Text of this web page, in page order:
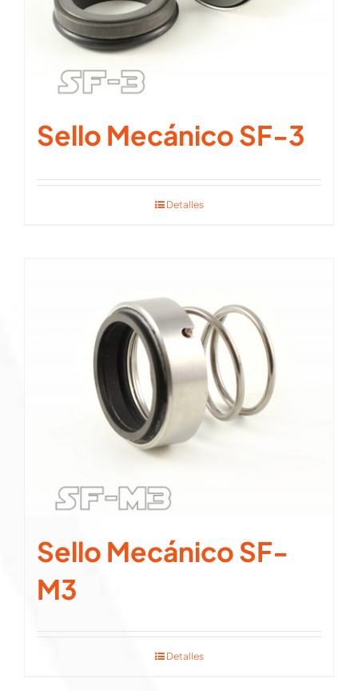
Sello Mecánico SF-3
Detalles
Sello Mecánico SF-
M3
Detalles